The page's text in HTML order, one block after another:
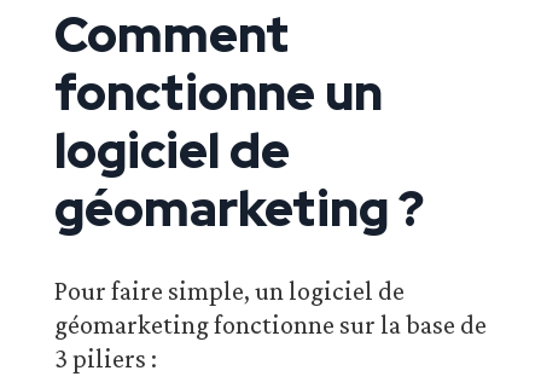
Comment
fonctionne un
logiciel de
géomarketing ?
Pour faire simple, un logiciel de
géomarketing fonctionne sur la base de
3 piliers :